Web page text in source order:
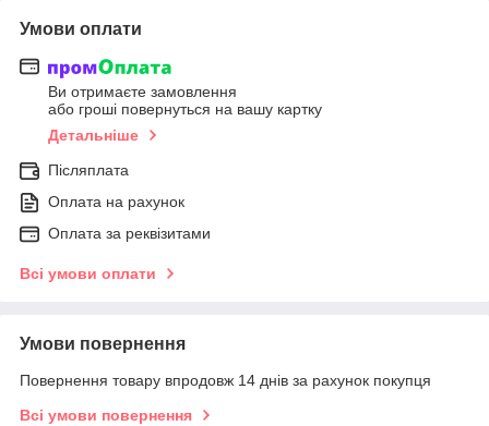
Умови оплати
Ви отримаєте замовлення
або гроші повернуться на вашу картку
Детальніше
Післяплата
Оплата на рахунок
Оплата за реквізитами
Всі умови оплати
Умови повернення
Повернення товару впродовж 14 днів за рахунок покупця
Всі умови повернення